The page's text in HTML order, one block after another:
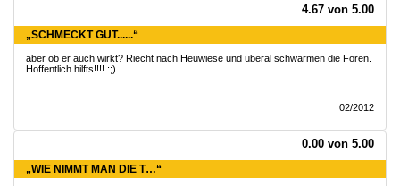
4.67 von 5.00
„SCHMECKT GUT......“
aber ob er auch wirkt? Riecht nach Heuwiese und überal schwärmen die Foren.
Hoffentlich hilfts!!!! :;)
02/2012
0.00 von 5.00
„WIE NIMMT MAN DIE T…“